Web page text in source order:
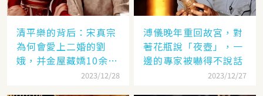
清平樂的背后：宋真宗
為何會愛上二婚的劉
娥，并金屋藏嬌10余
2023/12/28
溥儀晚年重回故宮，對
著花瓶說「夜壺」，一
邊的專家被嚇得不說話
2023/12/27